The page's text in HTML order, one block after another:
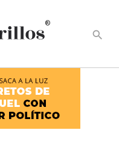
®
search